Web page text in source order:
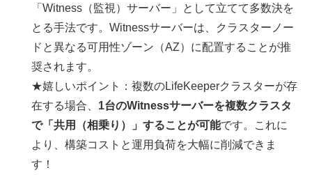
「Witness（監視）サーバー」として立てて多数決を
とる手法です。Witnessサーバーは、クラスターノー
ドと異なる可用性ゾーン（AZ）に配置することが推
奨されます。
★嬉しいポイント：複数のLifeKeeperクラスターが存
在する場合、 1台のWitnessサーバーを複数クラスタ
で「共用（相乗り）」することが可能です。これに
より、構築コストと運用負荷を大幅に削減できま
す！